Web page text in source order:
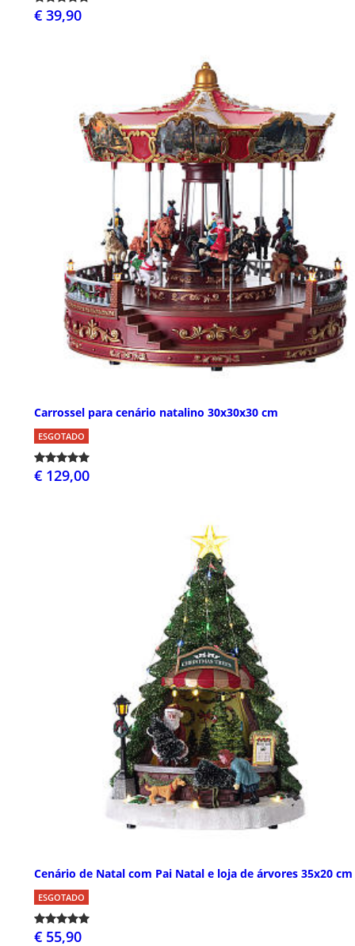
€ 39,90
Carrossel para cenário natalino 30x30x30 cm
ESGOTADO
€ 129,00
Cenário de Natal com Pai Natal e loja de árvores 35x20 cm
ESGOTADO
€ 55,90